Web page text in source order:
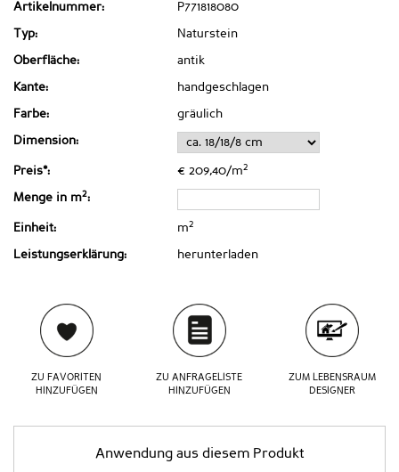
Artikelnummer: P771818080
Typ: Naturstein
Oberfläche: antik
Kante: handgeschlagen
Farbe: gräulich
Dimension:
Preis*: € 209,40/m2
Menge in m2:
Einheit: m2
Leistungserklärung: herunterladen
ZU FAVORITEN
HINZUFÜGEN
ZU ANFRAGELISTE
HINZUFÜGEN
ZUM LEBENSRAUM
DESIGNER
Anwendung aus diesem Produkt